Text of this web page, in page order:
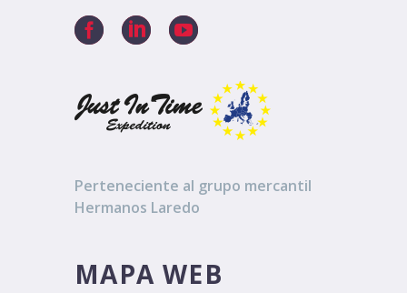
Perteneciente al grupo mercantil
Hermanos Laredo
MAPA WEB